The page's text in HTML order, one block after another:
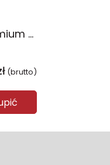
Puzzle 60 Trefl Premium Plus Kids Niesamowita przygoda Spidey Marvel 17429
(brutto)